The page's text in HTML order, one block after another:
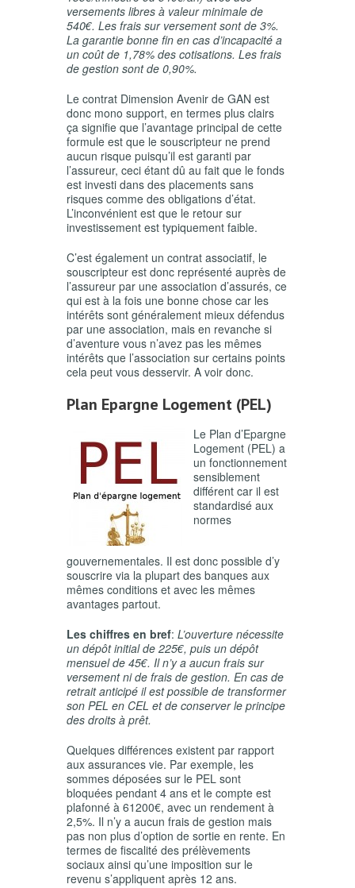
versements libres à valeur minimale de
540€. Les frais sur versement sont de 3%.
La garantie bonne fin en cas d’incapacité a
un coût de 1,78% des cotisations. Les frais
de gestion sont de 0,90%.
Le contrat Dimension Avenir de GAN est
donc mono support, en termes plus clairs
ça signifie que l’avantage principal de cette
formule est que le souscripteur ne prend
aucun risque puisqu’il est garanti par
l’assureur, ceci étant dû au fait que le fonds
est investi dans des placements sans
risques comme des obligations d’état.
L’inconvénient est que le retour sur
investissement est typiquement faible.
C’est également un contrat associatif, le
souscripteur est donc représenté auprès de
l’assureur par une association d’assurés, ce
qui est à la fois une bonne chose car les
intérêts sont généralement mieux défendus
par une association, mais en revanche si
d’aventure vous n’avez pas les mêmes
intérêts que l’association sur certains points
cela peut vous desservir. A voir donc.
Plan Epargne Logement (PEL)
Le Plan d’Epargne
Logement (PEL) a
un fonctionnement
sensiblement
différent car il est
standardisé aux
normes
gouvernementales. Il est donc possible d’y
souscrire via la plupart des banques aux
mêmes conditions et avec les mêmes
avantages partout.
Les chiffres en bref: L’ouverture nécessite
un dépôt initial de 225€, puis un dépôt
mensuel de 45€. Il n’y a aucun frais sur
versement ni de frais de gestion. En cas de
retrait anticipé il est possible de transformer
son PEL en CEL et de conserver le principe
des droits à prêt.
Quelques différences existent par rapport
aux assurances vie. Par exemple, les
sommes déposées sur le PEL sont
bloquées pendant 4 ans et le compte est
plafonné à 61200€, avec un rendement à
2,5%. Il n’y a aucun frais de gestion mais
pas non plus d’option de sortie en rente. En
termes de fiscalité des prélèvements
sociaux ainsi qu’une imposition sur le
revenu s’appliquent après 12 ans.